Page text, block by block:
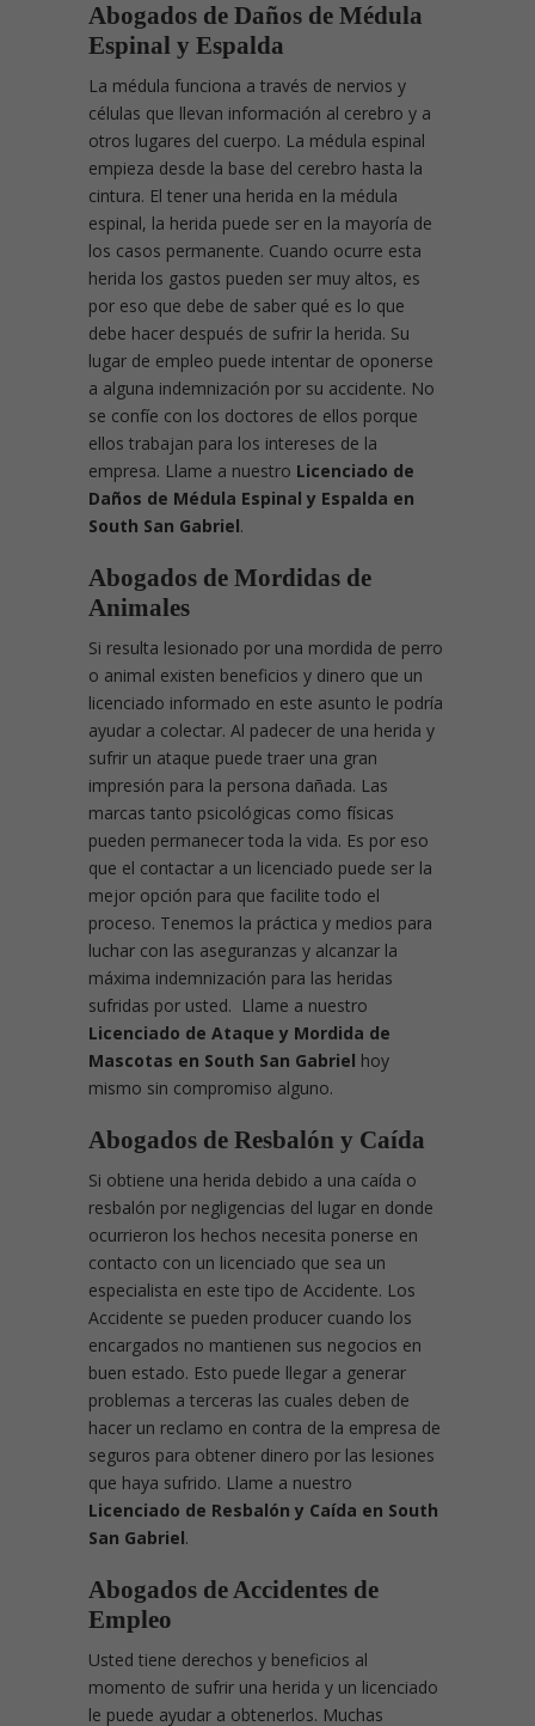
Abogados de Daños de Médula
Espinal y Espalda
La médula funciona a través de nervios y
células que llevan información al cerebro y a
otros lugares del cuerpo. La médula espinal
empieza desde la base del cerebro hasta la
cintura. El tener una herida en la médula
espinal, la herida puede ser en la mayoría de
los casos permanente. Cuando ocurre esta
herida los gastos pueden ser muy altos, es
por eso que debe de saber qué es lo que
debe hacer después de sufrir la herida. Su
lugar de empleo puede intentar de oponerse
a alguna indemnización por su accidente. No
se confíe con los doctores de ellos porque
ellos trabajan para los intereses de la
empresa. Llame a nuestro Licenciado de
Daños de Médula Espinal y Espalda en
South San Gabriel.
Abogados de Mordidas de
Animales
Si resulta lesionado por una mordida de perro
o animal existen beneficios y dinero que un
licenciado informado en este asunto le podría
ayudar a colectar. Al padecer de una herida y
sufrir un ataque puede traer una gran
impresión para la persona dañada. Las
marcas tanto psicológicas como físicas
pueden permanecer toda la vida. Es por eso
que el contactar a un licenciado puede ser la
mejor opción para que facilite todo el
proceso. Tenemos la práctica y medios para
luchar con las aseguranzas y alcanzar la
máxima indemnización para las heridas
sufridas por usted. Llame a nuestro
Licenciado de Ataque y Mordida de
Mascotas en South San Gabriel hoy
mismo sin compromiso alguno.
Abogados de Resbalón y Caída
Si obtiene una herida debido a una caída o
resbalón por negligencias del lugar en donde
ocurrieron los hechos necesita ponerse en
contacto con un licenciado que sea un
especialista en este tipo de Accidente. Los
Accidente se pueden producer cuando los
encargados no mantienen sus negocios en
buen estado. Esto puede llegar a generar
problemas a terceras las cuales deben de
hacer un reclamo en contra de la empresa de
seguros para obtener dinero por las lesiones
que haya sufrido. Llame a nuestro
Licenciado de Resbalón y Caída en South
San Gabriel.
Abogados de Accidentes de
Empleo
Usted tiene derechos y beneficios al
momento de sufrir una herida y un licenciado
le puede ayudar a obtenerlos. Muchas